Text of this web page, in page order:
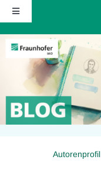
Zum
Inhalt
springen
Toggle
Navigation
Startseite
Über diesen Blog
Kontakt
Kommentarrichtlinie
Autorenprofil